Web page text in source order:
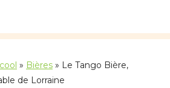
» Bières » Le Tango Bière,
de Lorraine